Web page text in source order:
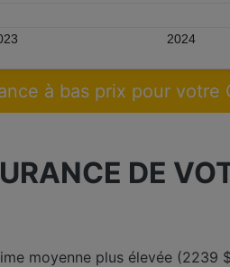
2024
à bas prix pour votre
DE
moyenne plus élevée